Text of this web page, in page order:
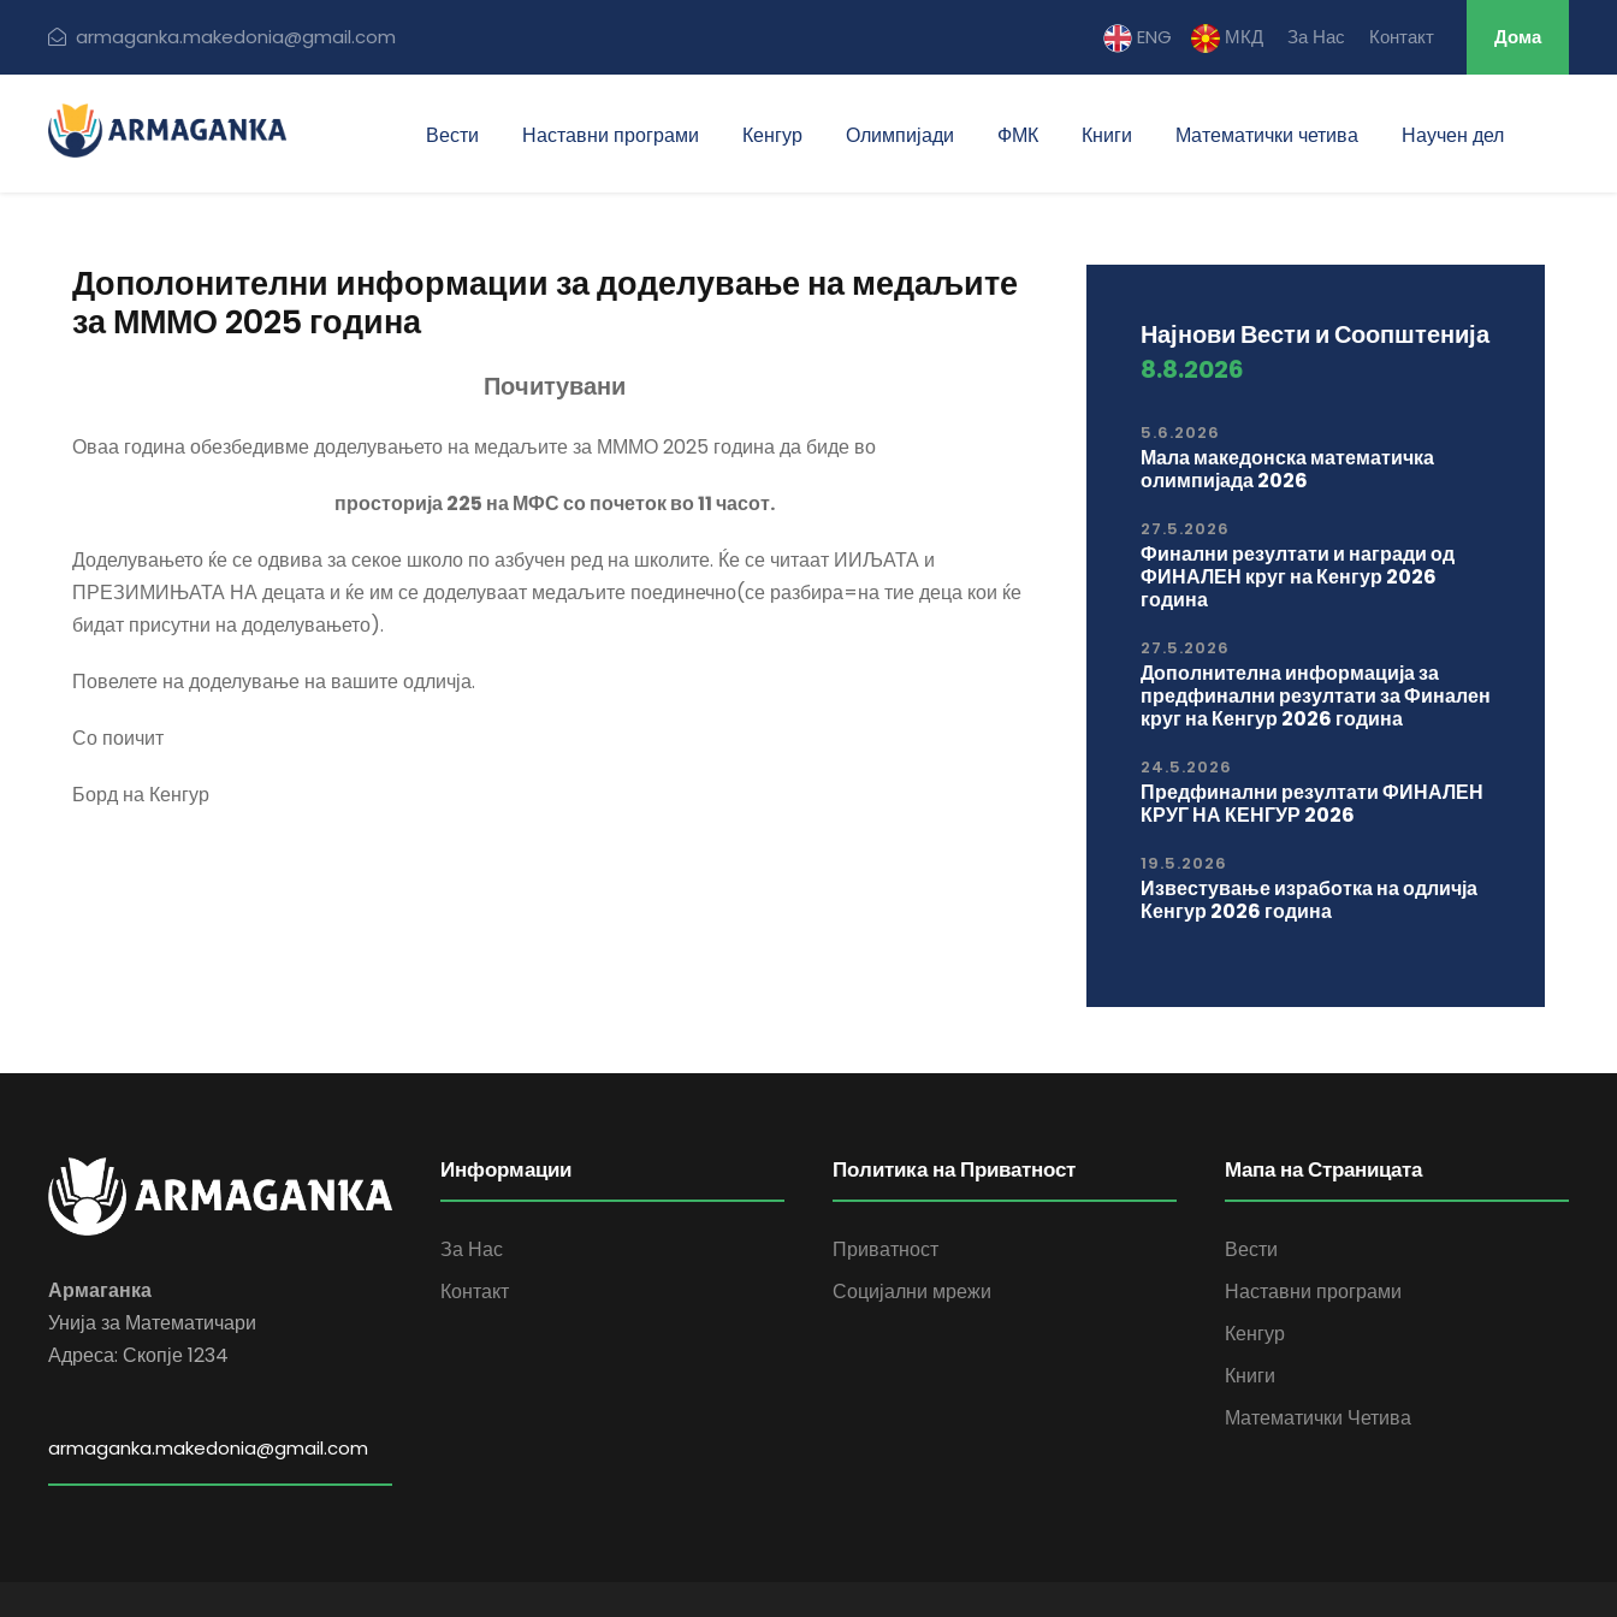
armaganka.makedonia@gmail.com ENG МКД За Нас Контакт Дома
Вести Наставни програми Кенгур Олимпијади ФМК Книги Математички четива Научен дел
Дополонителни информации за доделување на медаљите
за МММО 2025 година
Почитувани
Оваа година обезбедивме доделувањето на медаљите за МММО 2025 година да биде во
просторија 225 на МФС со почеток во 11 часот.
Доделувањето ќе се одвива за секое школо по азбучен ред на школите. Ќе се читаат ИИЉАТА и
ПРЕЗИМИЊАТА НА децата и ќе им се доделуваат медаљите поединечно(се разбира=на тие деца кои ќе
бидат присутни на доделувањето).
Повелете на доделување на вашите одличја.
Со поичит
Борд на Кенгур
Најнови Вести и Соопштенија
8.8.2026
5.6.2026
Мала македонска математичка
олимпијада 2026
27.5.2026
Финални резултати и награди од
ФИНАЛЕН круг на Кенгур 2026
година
27.5.2026
Дополнителна информација за
предфинални резултати за Финален
круг на Кенгур 2026 година
24.5.2026
Предфинални резултати ФИНАЛЕН
КРУГ НА КЕНГУР 2026
19.5.2026
Известување изработка на одличја
Кенгур 2026 година
Армаганка
Унија за Математичари
Адреса: Скопје 1234
armaganka.makedonia@gmail.com
Информации
За Нас
Контакт
Политика на Приватност
Приватност
Социјални мрежи
Мапа на Страницата
Вести
Наставни програми
Кенгур
Книги
Математички Четива